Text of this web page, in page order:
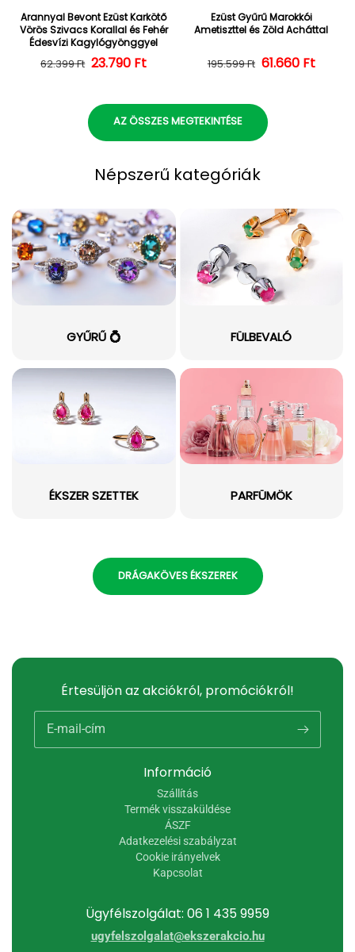
Arannyal Bevont Ezüst Karkötő
Vörös Szivacs Korallal és Fehér
Édesvízi Kagylógyönggyel
Normál ár
62.399 Ft Kedvezményes ár
23.790 Ft
Ezüst Gyűrű Marokkói
Ametiszttel és Zöld Acháttal
Normál ár
195.599 Ft 61.660 Ft
AZ ÖSSZES MEGTEKINTÉSE
Népszerű kategóriák
GYŰRŰ 💍 FÜLBEVALÓ
ÉKSZER SZETTEK PARFÜMÖK
DRÁGAKÖVES ÉKSZEREK
Ügyfélszolgálat: 06 1 435 9959
ugyfelszolgalat@ekszerakcio.hu
Információ
Szállítás
Termék visszaküldése
ÁSZF
Adatkezelési szabályzat
Cookie irányelvek
Kapcsolat
Értesüljön az akciókról, promóciókról!
E-mail-cím